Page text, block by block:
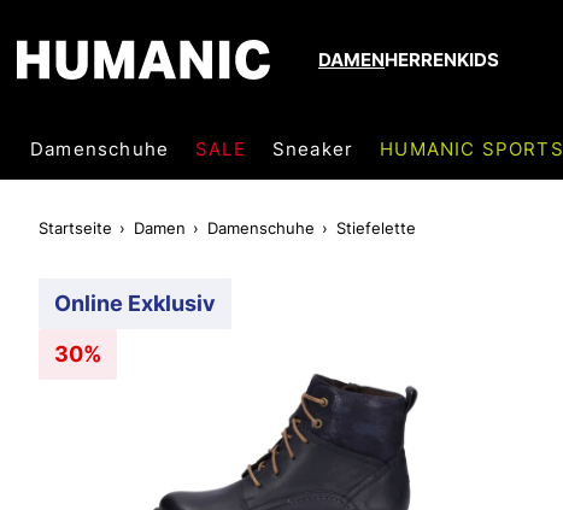
DAMENHERRENKIDS
Damenschuhe SALE Sneaker HUMANIC SPORTS
Startseite Damen Damenschuhe Stiefelette
Online Exklusiv
30%